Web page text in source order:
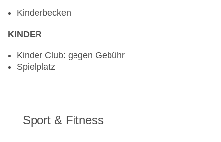
Kinderbecken
KINDER
Kinder Club: gegen Gebühr
Spielplatz
Sport & Fitness